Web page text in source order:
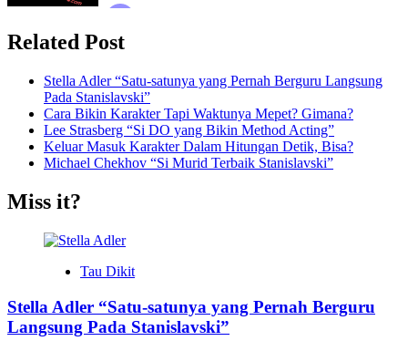
Related Post
Stella Adler “Satu-satunya yang Pernah Berguru Langsung
Pada Stanislavski”
Cara Bikin Karakter Tapi Waktunya Mepet? Gimana?
Lee Strasberg “Si DO yang Bikin Method Acting”
Keluar Masuk Karakter Dalam Hitungan Detik, Bisa?
Michael Chekhov “Si Murid Terbaik Stanislavski”
Miss it?
Tau Dikit
Stella Adler “Satu-satunya yang Pernah Berguru
Langsung Pada Stanislavski”